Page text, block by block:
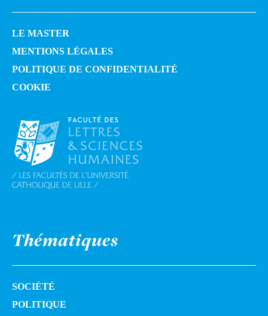
LE MASTER
MENTIONS LÉGALES
POLITIQUE DE CONFIDENTIALITÉ
COOKIE
Thématiques
SOCIÉTÉ
POLITIQUE